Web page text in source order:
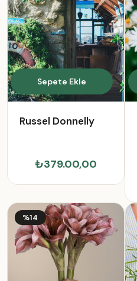
Sepete Ekle
Russel Donnelly
₺379.00,00
%14